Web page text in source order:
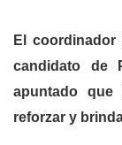
El
candidato de
apuntado que
reforzar y